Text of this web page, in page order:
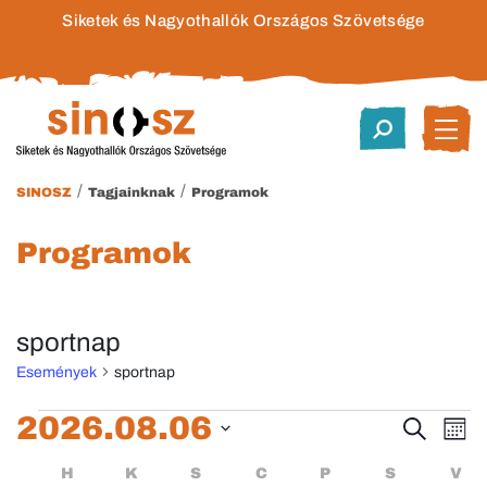
Siketek és Nagyothallók Országos Szövetsége
SINOSZ / Tagjainknak / Programok
Programok
sportnap
Események sportnap
Események
Keresett
kifejezés
2026.08.06
H HÉTFŐ
K KEDD
S SZERDA
C CSÜTÖRTÖK
P PÉNTEK
S V